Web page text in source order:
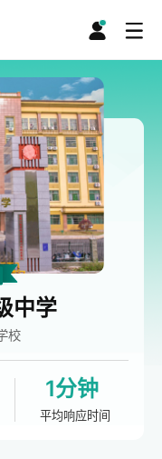
中学
校
1分钟
平均响应时间